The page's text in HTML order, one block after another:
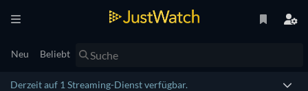
Neu Beliebt
Derzeit auf 1 Streaming-Dienst verfügbar.